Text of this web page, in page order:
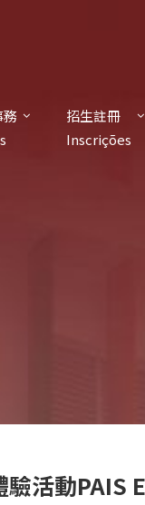
招生註冊
Inscrições
活動PAIS